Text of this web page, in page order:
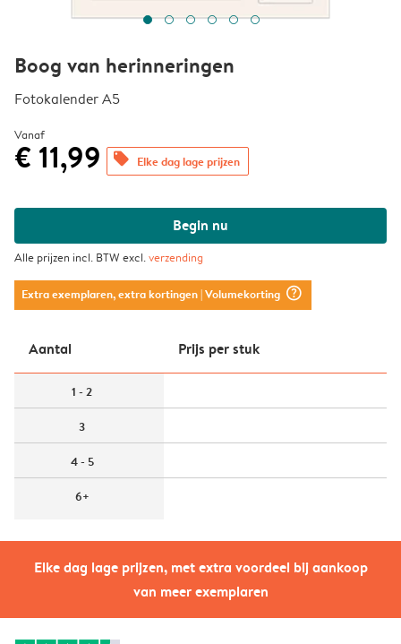
Elke dag lage prijzen, met extra voordeel bij aankoop
van meer exemplaren
Boog van herinneringen
Fotokalender A5
Vanaf
€ 11,99 offers Elke dag lage prijzen
Begin nu
Alle prijzen incl. BTW excl.verzending
Extra exemplaren, extra kortingen| Volumekorting question_mark_circle
Aantal Prijs per stuk
1 - 2
3
4 - 5
6+